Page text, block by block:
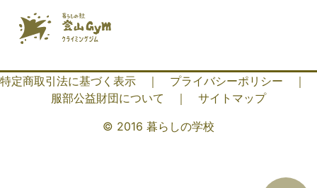
特定商取引法に基づく表示 ｜ プライバシーポリシー
｜
服部公益財団について
｜
サイトマップ
© 2016 暮らしの学校